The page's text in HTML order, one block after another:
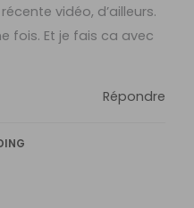
vidéo, d’ailleurs.
fois. Et je fais ca avec
Répondre